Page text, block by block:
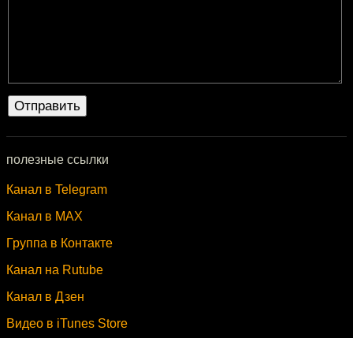
полезные ссылки
Канал в Telegram
Канал в MAX
Группа в Контакте
Канал на Rutube
Канал в Дзен
Видео в iTunes Store